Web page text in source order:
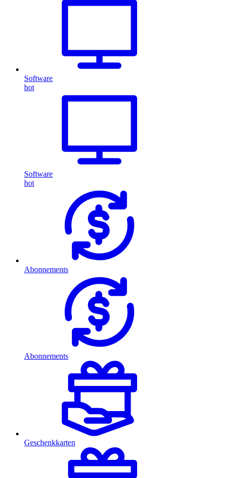
Software
hot
Software
hot
Abonnements
Abonnements
Geschenkkarten